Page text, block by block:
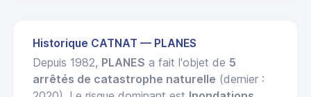
Historique CATNAT — PLANES
Depuis 1982, PLANES a fait l'objet de 5
arrêtés de catastrophe naturelle (dernier :